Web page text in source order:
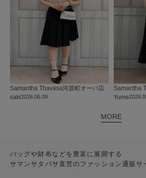
2026.06.09
Samantha Thavasa河原町オーパ店
saki
Samantha
Yume
MORE
バッグや財布などを豊富に展開する
サマンサタバサ直営のファッション通販サ